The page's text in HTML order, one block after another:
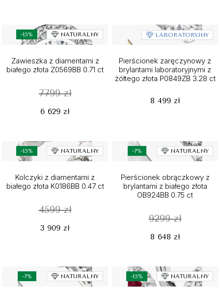
-15% NATURALNY
Zawieszka z diamentami z
białego złota Z0569BB 0.71 ct
7799 zł
6 629 zł
LABORATORYJNY
Pierścionek zaręczynowy z
brylantami laboratoryjnymi z
żółtego złota P0849ZB 3.28 ct
8 499 zł
-15% NATURALNY
Kolczyki z diamentami z
białego złota K0186BB 0.47 ct
4599 zł
3 909 zł
-7% NATURALNY
Pierścionek obrączkowy z
brylantami z białego złota
OB924BB 0.75 ct
9299 zł
8 648 zł
-7% NATURALNY -15% NATURALNY